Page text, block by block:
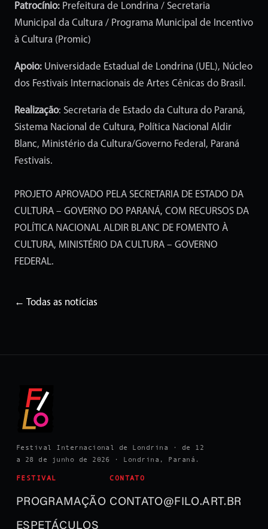
Patrocínio: Prefeitura de Londrina / Secretaria
Municipal da Cultura / Programa Municipal de Incentivo
à Cultura (Promic)
Apoio: Universidade Estadual de Londrina (UEL), Núcleo
dos Festivais Internacionais de Artes Cênicas do Brasil.
Realização: Secretaria de Estado da Cultura do Paraná,
Sistema Nacional de Cultura, Política Nacional Aldir
Blanc, Ministério da Cultura/Governo Federal, Paraná
Festivais.
PROJETO APROVADO PELA SECRETARIA DE ESTADO DA
CULTURA – GOVERNO DO PARANÁ, COM RECURSOS DA
POLÍTICA NACIONAL ALDIR BLANC DE FOMENTO À
CULTURA, MINISTÉRIO DA CULTURA – GOVERNO
FEDERAL.
← Todas as notícias
Festival Internacional de Londrina · de 12
a 28 de junho de 2026 · Londrina, Paraná.
FESTIVAL
PROGRAMAÇÃO
ESPETÁCULOS
CONTATO
CONTATO@FILO.ART.BR